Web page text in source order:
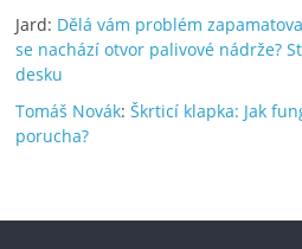
Jard: Dělá vám problém
se nachází otvor palivové nádrže?
desku
Tomáš Novák:Škrticí klapka: Jak
porucha?